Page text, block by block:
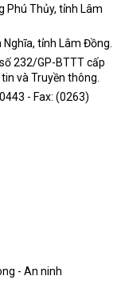
Phú Thủy, tỉnh Lâm
tỉnh Lâm Đồng.
232/GP-BTTT cấp
và Truyền thông.
- Fax: (0263)
- An ninh